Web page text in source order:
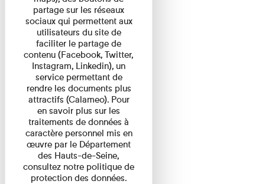
partage sur les réseaux
sociaux qui permettent aux
utilisateurs du site de
faciliter le partage de
contenu (Facebook, Twitter,
Instagram, Linkedin), un
service permettant de
rendre les documents plus
attractifs (Calameo). Pour
en savoir plus sur les
traitements de données à
caractère personnel mis en
œuvre par le Département
des Hauts-de-Seine,
consultez notre politique de
protection des données.